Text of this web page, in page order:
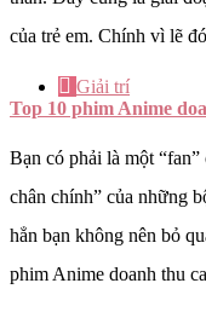
của trẻ em. Chính vì lẽ
Giải trí
Top 10 phim Anime
Bạn có phải là một
chân chính” của những
hẳn bạn không nên bỏ
phim Anime doanh thu